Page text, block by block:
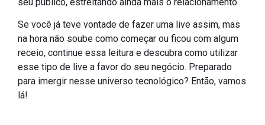
Se você já teve vontade de fazer uma live assim, mas
na hora não soube como começar ou ficou com algum
receio, continue essa leitura e descubra como utilizar
esse tipo de live a favor do seu negócio. Preparado
para imergir nesse universo tecnológico? Então, vamos
lá!